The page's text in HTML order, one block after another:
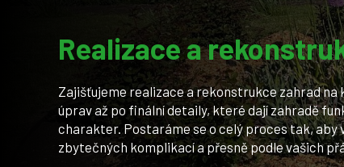
Realizace a
Zajišťujeme realizace a rekonstrukce zahrad na
úprav až po finální detaily, které dají zahradě
charakter. Postaráme se o celý proces tak, aby
zbytečných komplikací a přesně podle vašich